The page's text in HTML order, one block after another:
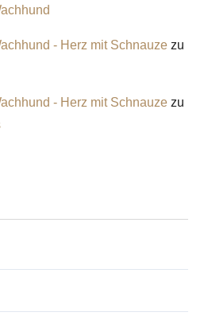
- Herz mit Schnauzezu
- Herz mit Schnauzezu